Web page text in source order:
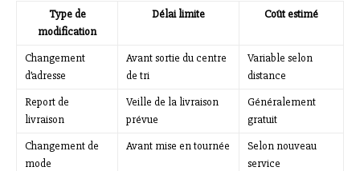
Type de
modification
Délai limite Coût estimé
Changement
d’adresse
Avant sortie du centre
de tri
Variable selon
distance
Report de
livraison
Veille de la livraison
prévue
Généralement
gratuit
Changement de
mode
Avant mise en tournée
Selon nouveau
service